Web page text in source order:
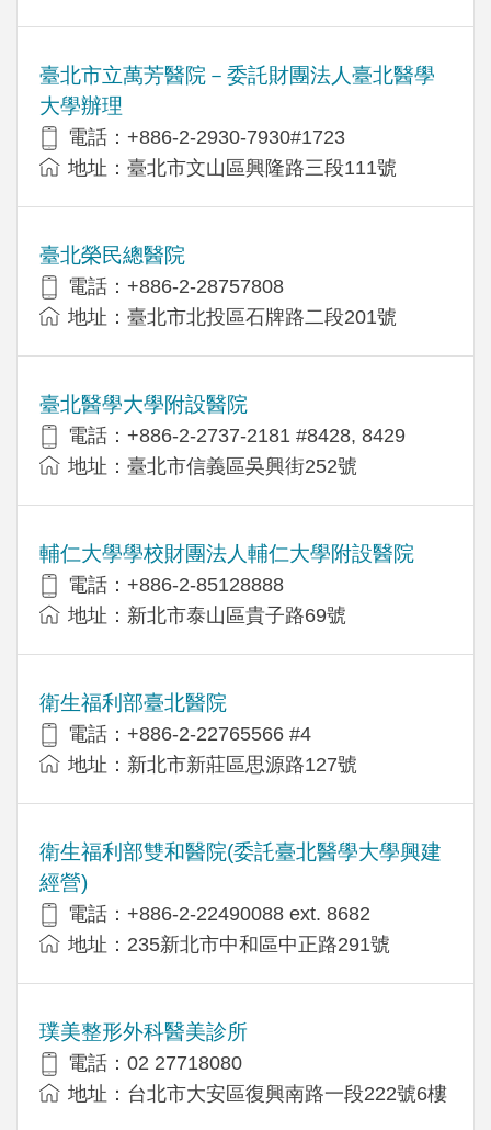
臺北市立萬芳醫院－委託財團法人臺北醫學
大學辦理
電話：+886-2-2930-7930#1723
地址：臺北市文山區興隆路三段111號
臺北榮民總醫院
電話：+886-2-28757808
地址：臺北市北投區石牌路二段201號
臺北醫學大學附設醫院
電話：+886-2-2737-2181 #8428, 8429
地址：臺北市信義區吳興街252號
輔仁大學學校財團法人輔仁大學附設醫院
電話：+886-2-85128888
地址：新北市泰山區貴子路69號
衛生福利部臺北醫院
電話：+886-2-22765566 #4
地址：新北市新莊區思源路127號
衛生福利部雙和醫院(委託臺北醫學大學興建
經營)
電話：+​886-2-22490088 ext. 8682
地址：​235新北市中和區中正路291號
璞美整形外科醫美診所
電話：02 27718080
地址：台北市大安區復興南路一段222號6樓